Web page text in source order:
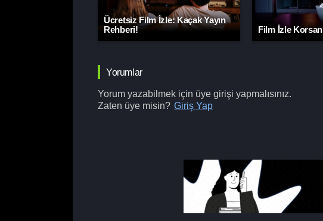
Ücretsiz Film İzle: Kaçak Yayın
Rehberi!
Film İzle Korsan
Yorumlar
Yorum yazabilmek için üye girişi yapmalısınız.
Zaten üye misin? Giriş Yap